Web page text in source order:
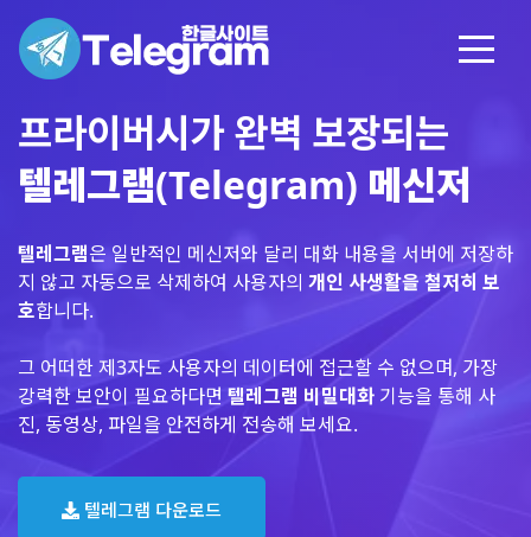
프라이버시가 완벽 보장되는
텔레그램(Telegram) 메신저
텔레그램은 일반적인 메신저와 달리 대화 내용을 서버에 저장하
지 않고 자동으로 삭제하여 사용자의 개인 사생활을 철저히 보
호합니다.
그 어떠한 제3자도 사용자의 데이터에 접근할 수 없으며, 가장
강력한 보안이 필요하다면 텔레그램 비밀대화 기능을 통해 사
진, 동영상, 파일을 안전하게 전송해 보세요.
텔레그램 다운로드